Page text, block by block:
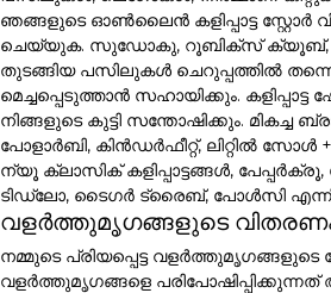
ഞങ്ങളുടെ ഓൺലൈൻ കളിപ്പാട്ട സ്റ്റോർ
ചെയ്യുക. സുഡോകു, റൂബിക്സ് ക്യൂബ്,
തുടങ്ങിയ പസിലുകൾ ചെറുപ്പത്തിൽ
മെച്ചപ്പെടുത്താൻ സഹായിക്കും. കളിപ്പാട്ട
നിങ്ങളുടെ കുട്ടി സന്തോഷിക്കും. മികച്ച
പോളാർബി, കിൻഡർഫീറ്റ്, ലിറ്റിൽ
ന്യൂ ക്ലാസിക് കളിപ്പാട്ടങ്ങൾ,
ടിഡ്ലോ, ടൈഗർ ട്രൈബ്, പോൾസി
വളർത്തുമൃഗങ്ങളുടെ
നമ്മുടെ പ്രിയപ്പെട്ട വളർത്തുമൃഗങ്ങളുടെ
വളർത്തുമൃഗങ്ങളെ